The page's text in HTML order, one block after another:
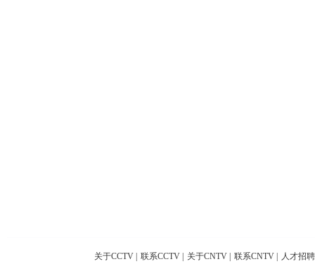
关于CCTV 联系CCTV 关于CNTV 联系CNTV 人才招聘